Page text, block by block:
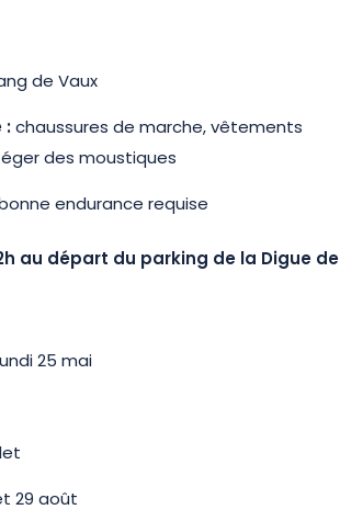
de Vaux
:chaussures de marche, vêtements
des moustiques
endurance requise
au départ du parking de la Digue de
25 mai
29 août